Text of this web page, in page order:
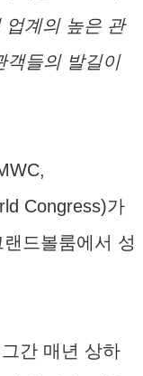
업계의 높은 관
객들의 발길이
Congress)가
드볼룸에서 성
간 매년 상하